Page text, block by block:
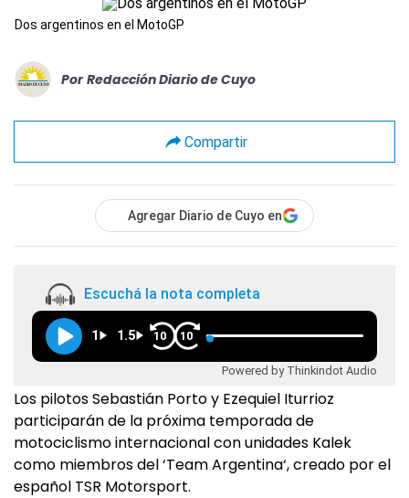
Dos argentinos en el MotoGP
Por Redacción Diario de Cuyo
Compartir
Agregar Diario de Cuyo en
Escuchá la nota completa
1 1.5 10 10
Powered by Thinkindot Audio
Los pilotos Sebastián Porto y Ezequiel Iturrioz
participarán de la próxima temporada de
motociclismo internacional con unidades Kalek
como miembros del ‘Team Argentina‘, creado por el
español TSR Motorsport.